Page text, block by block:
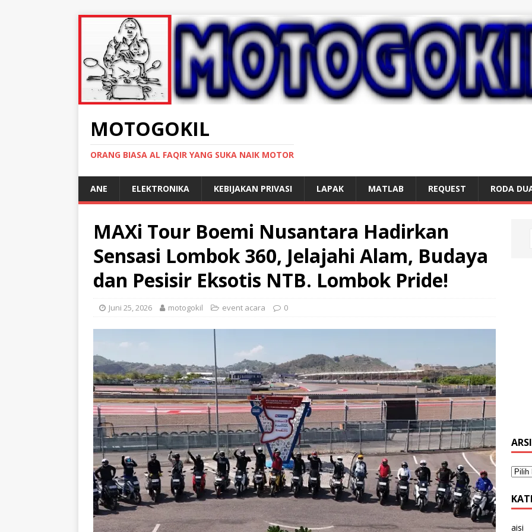
MOTOGOKIL
ORANG BIASA AL FAQIR YANG SUKA NAIK MOTOR
ANE ELEKTRONIKA KEBIJAKAN PRIVASI LAPAK MATLAB REQUEST RODA
MAXi Tour Boemi Nusantara Hadirkan
Sensasi Lombok 360, Jelajahi Alam, Budaya
dan Pesisir Eksotis NTB. Lombok Pride!
Juni 25, 2026 motogokil event acara 0
aisi